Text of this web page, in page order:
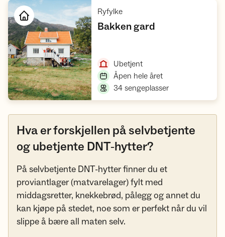
Ryfylke,
Bakken gard
Ubetjent,
Åpen hele året,
34 sengeplasser,
Hva er forskjellen på selvbetjente
og ubetjente DNT‑hytter?
På selvbetjente DNT-hytter finner du et
proviantlager (matvarelager) fylt med
middagsretter, knekkebrød, pålegg og annet du
kan kjøpe på stedet, noe som er perfekt når du vil
slippe å bære all maten selv.